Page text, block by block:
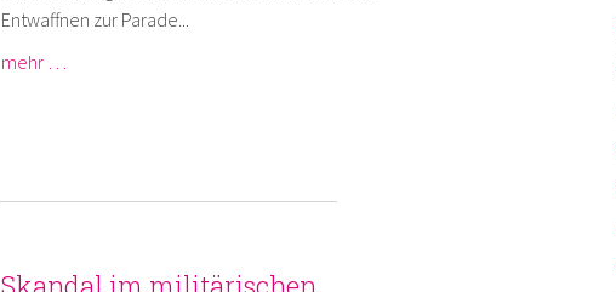
Entwaffnen zur Parade...
mehr …